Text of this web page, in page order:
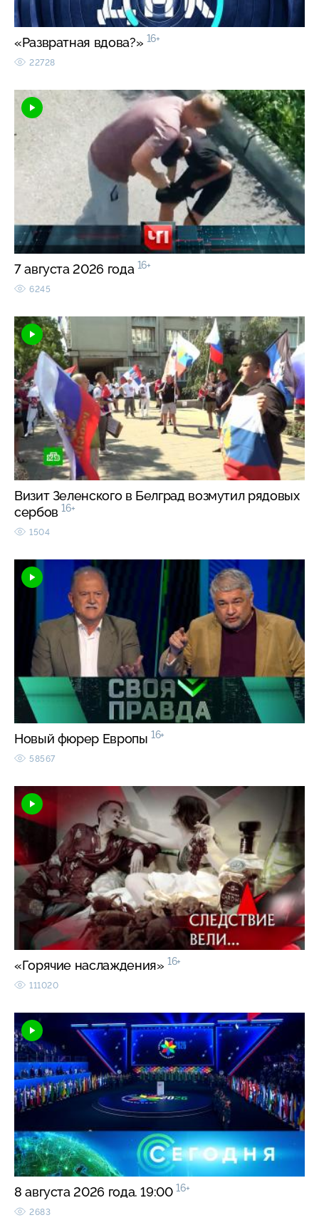
«Развратная вдова?» 16+
22728
7 августа 2026 года 16+
6245
Визит Зеленского в Белград возмутил рядовых
сербов 16+
1504
Новый фюрер Европы 16+
58567
«Горячие наслаждения» 16+
111020
8 августа 2026 года. 19:00 16+
2683